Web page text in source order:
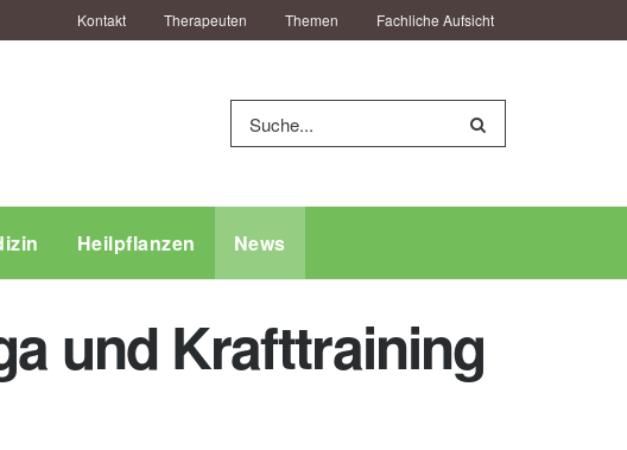
Kontakt Therapeuten Themen Fachliche Aufsicht
Heilpflanzen News
und Krafttraining